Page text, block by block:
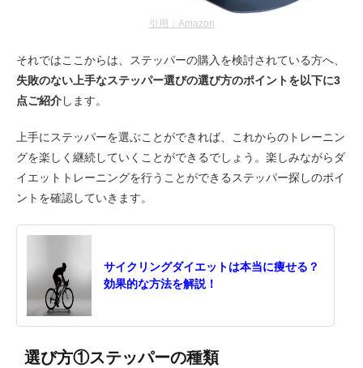
引用：Amazon
それではここからは、ステッパーの購入を検討されている方へ、
失敗のない上手なステッパー選びの選び方のポイントを以下に3
点ご紹介します。
上手にステッパーを選ぶことができれば、これからのトレーニン
グを楽しく継続していくことができるでしょう。楽しみながらダ
イエットトレーニングを行うことができるステッパー探しのポイ
ントを確認していきます。
サイクリングダイエットは本当に痩せる？
効果的な方法を解説！
選び方①ステッパーの種類